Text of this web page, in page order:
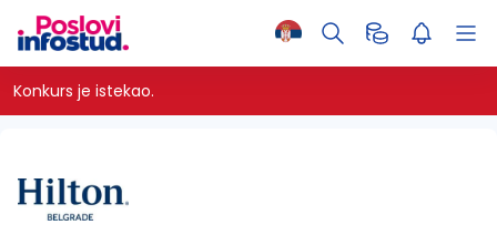
Konkurs je istekao.